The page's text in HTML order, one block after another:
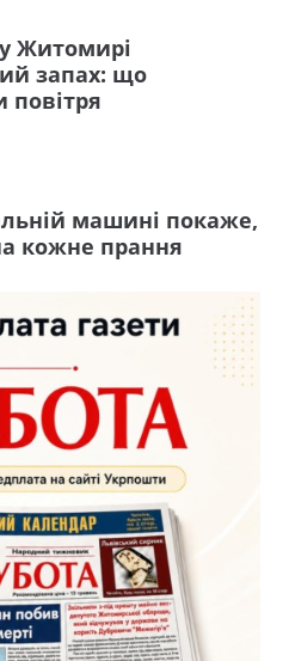
у Житомирі
запах: що
повітря
машині покаже,
кожне прання